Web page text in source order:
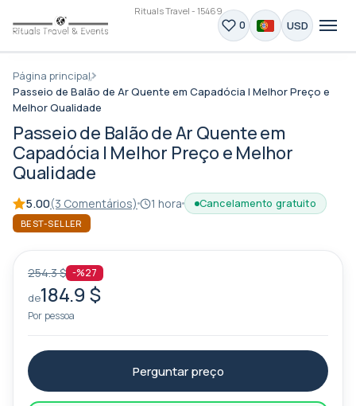
Rituals Travel - 15469
0 USD
Página principal
Passeio de Balão de Ar Quente em Capadócia | Melhor Preço e
Melhor Qualidade
Passeio de Balão de Ar Quente em
Capadócia | Melhor Preço e Melhor
Qualidade
5.00(3 Comentários) 1 hora Cancelamento gratuito
BEST-SELLER
254.3 $ -%27
de184.9 $
Por pessoa
Perguntar preço